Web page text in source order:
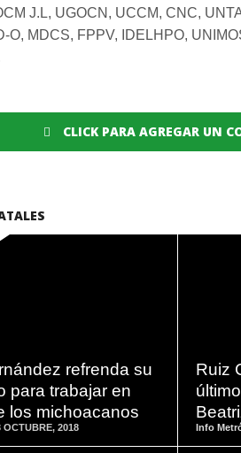
J.L, UGOCN, UCCM, CNC,
O, MDCS, FPPV, IDELHPO,
CLICK PARA AGREGAR UN
refrenda su
para trabajar en
los michoacanos
OCTUBRE, 2018
Ruiz
Info